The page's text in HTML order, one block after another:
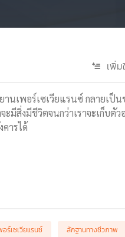
เพิ่
นเพอร์เซเวียแรนซ์ กลายเป็
มีสิ่งมีชีวิตจนกว่าเราจะเก็บตั
ารได้
อร์เซเวียแรนซ์ ลักฐานทางชีวภาพ